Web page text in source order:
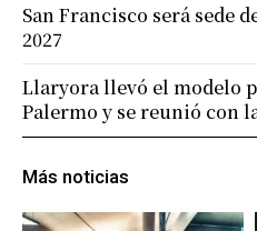
Más noticias
San Francisco será sede
2027
Llaryora llevó el modelo
Palermo y se reunió con